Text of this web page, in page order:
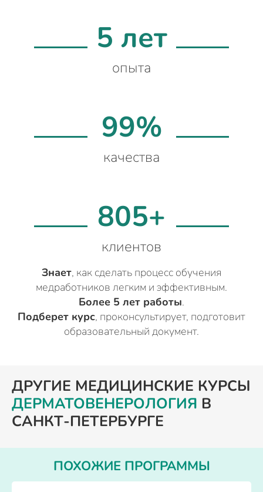
5 лет
опыта
99%
качества
805+
клиентов
Знает, как сделать процесс обучения
медработников легким и эффективным.
Более 5 лет работы.
Подберет курс, проконсультирует, подготовит
образовательный документ.
ДРУГИЕ МЕДИЦИНСКИЕ КУРСЫ
ДЕРМАТОВЕНЕРОЛОГИЯ В
САНКТ-ПЕТЕРБУРГЕ
ПОХОЖИЕ ПРОГРАММЫ